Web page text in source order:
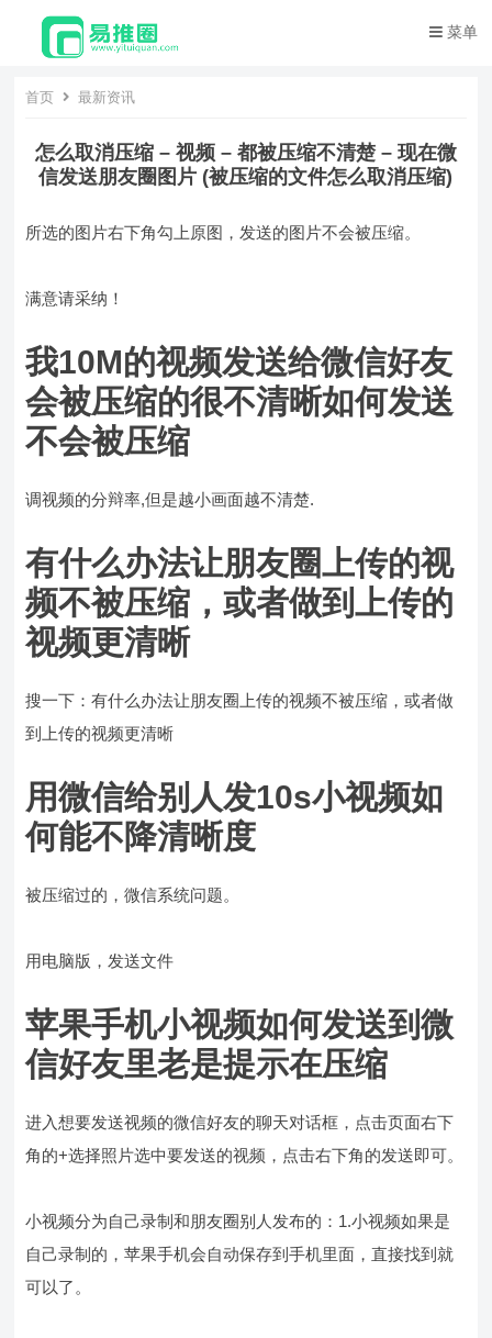
菜单
首页 最新资讯
怎么取消压缩 – 视频 – 都被压缩不清楚 – 现在微
信发送朋友圈图片 (被压缩的文件怎么取消压缩)
所选的图片右下角勾上原图，发送的图片不会被压缩。
满意请采纳！
我10M的视频发送给微信好友
会被压缩的很不清晰如何发送
不会被压缩
调视频的分辩率,但是越小画面越不清楚.
有什么办法让朋友圈上传的视
频不被压缩，或者做到上传的
视频更清晰
搜一下：有什么办法让朋友圈上传的视频不被压缩，或者做
到上传的视频更清晰
用微信给别人发10s小视频如
何能不降清晰度
被压缩过的，微信系统问题。
用电脑版，发送文件
苹果手机小视频如何发送到微
信好友里老是提示在压缩
进入想要发送视频的微信好友的聊天对话框，点击页面右下
角的+选择照片选中要发送的视频，点击右下角的发送即可。
小视频分为自己录制和朋友圈别人发布的：1.小视频如果是
自己录制的，苹果手机会自动保存到手机里面，直接找到就
可以了。